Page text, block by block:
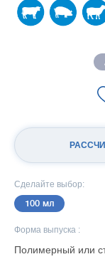
Сделайте выбор:
100 мл
Форма выпуска :
Полимерный или